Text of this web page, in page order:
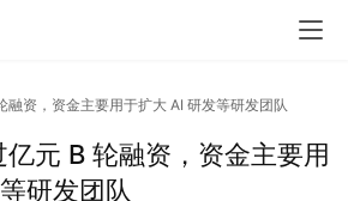
融资，资金主要用于扩大 AI 研发等研发团队
亿元 B 轮融资，资金主要用
研发团队